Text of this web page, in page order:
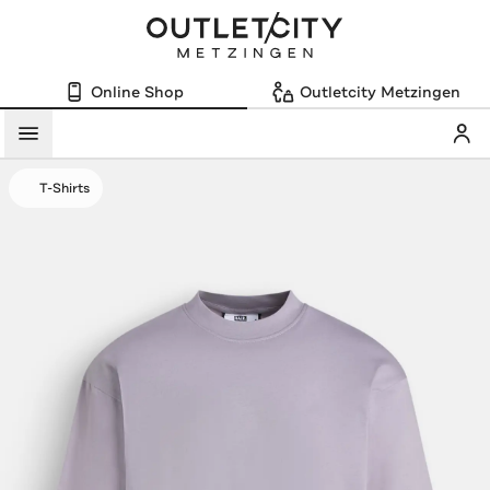
Online Shop Outletcity Metzingen
Menü
T-Shirts